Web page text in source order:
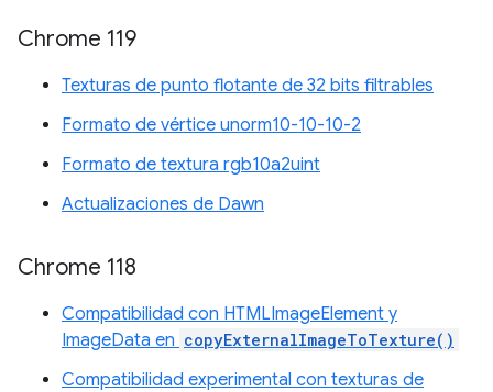
Chrome 119
Texturas de punto flotante de 32 bits filtrables
Formato de vértice unorm10-10-10-2
Formato de textura rgb10a2uint
Actualizaciones de Dawn
Chrome 118
Compatibilidad con HTMLImageElement y
ImageData en copyExternalImageToTexture()
Compatibilidad experimental con texturas de